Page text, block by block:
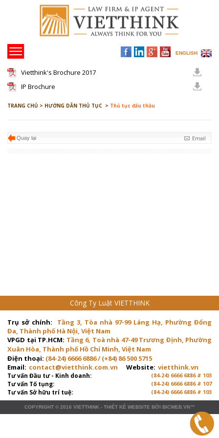
ENGLISH
Vietthink's Brochure 2017
IP Brochure
TRANG CHỦ > HƯỚNG DẪN THỦ TỤC > Thủ tục đấu thầu
Quay lại Email
Công Ty Luật VIETTHINK
Trụ sở chính:
Tầng 3, Tòa nhà 97-99 Láng Hạ, Phường Đống
Đa, Thành phố Hà Nội, Việt Nam
VPGD tại TP.HCM: Tầng 6, Toà nhà 47-49 Trương Định, Phường
Xuân Hòa, Thành phố Hồ Chí Minh, Việt Nam
Điện thoại: (84-24) 6666 6886 / (+84) 86 500 5715
Email: contact@vietthink.com.vn Website: vietthink.vn
Tư vấn Đầu tư - Kinh doanh: (84-24) 6666 6886 # 103
Tư vấn Tố tụng: (84-24) 6666 6886 # 107
Tư vấn Sở hữu trí tuệ: (84-24) 6666 6886 # 103
COPYRIGHT © 2016 VIETTHINK - THIẾT KẾ WEBSITE BỞI BICWEB.VN™